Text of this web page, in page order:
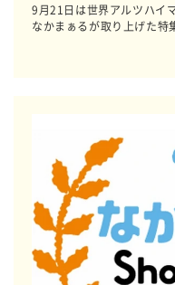
9月21日は世界アルツハイ
なかまぁるが取り上げた特